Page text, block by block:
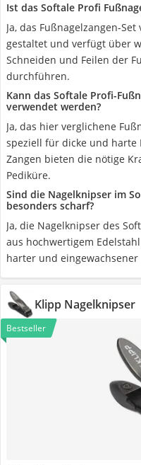
Ist das Softale Profi
Ja, das Fußnagelzangen-
gestaltet und verfügt über
Schneiden und Feilen der
durchführen.
Kann das Softale Profi-
verwendet werden?
Ja, das hier verglichene
speziell für dicke und harte
Zangen bieten die nötige
Pediküre.
Sind die Nagelknipser im
besonders scharf?
Ja, die Nagelknipser des
aus hochwertigem
harter und
Klipp Nagelknipser
Bestseller